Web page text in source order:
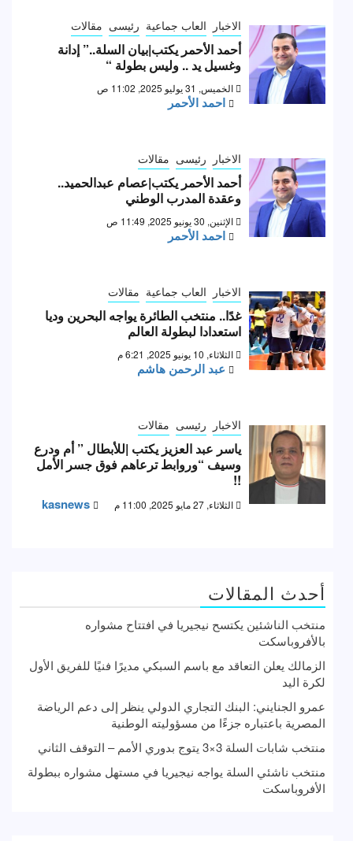
الاخبار العاب جماعية رئيسى مقالات
أحمد الأحمر يكتب|بيان السلة..” إدانة
وغسيل يد .. وليس بطولة “
الخميس, 31 يوليو 2025, 11:02 ص
احمد الأحمر
الاخبار رئيسى مقالات
أحمد الأحمر يكتب|عصام عبدالحميد..
وعقدة المدرب الوطني
الإثنين, 30 يونيو 2025, 11:49 ص
احمد الأحمر
الاخبار العاب جماعية مقالات
غدًا.. منتخب الطائرة يواجه البحرين وديا
استعدادا لبطولة العالم
الثلاثاء, 10 يونيو 2025, 6:21 م
عبد الرحمن هاشم
الاخبار رئيسى مقالات
ياسر عبد العزيز يكتب |للأبطال ” أم ودرع
وسيف “وروابط ترعاهم فوق جسر الأمل
!!
الثلاثاء, 27 مايو 2025, 11:00 م kasnews
أحدث المقالات
منتخب الناشئين يكتسح نيجيريا في افتتاح مشواره
بالأفروباسكت
الزمالك يعلن التعاقد مع باسم السبكي مديرًا فنيًا للفريق الأول
لكرة اليد
عمرو الجنايني: البنك التجاري الدولي ينظر إلى دعم الرياضة
المصرية باعتباره جزءًا من مسؤوليته الوطنية
منتخب شابات السلة 3×3 يتوج بدوري الأمم – التوقف الثاني
منتخب ناشئي السلة يواجه نيجيريا في مستهل مشواره ببطولة
الأفروباسكت